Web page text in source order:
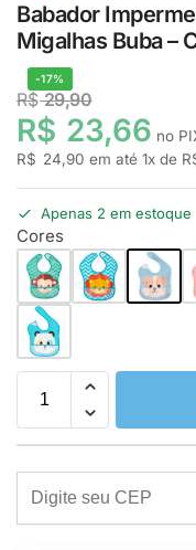
Babador
Migalhas Buba –
-17%
R$29,90
R$ 23,66 no
R$ 24,90 em até 1x de
Apenas 2 em estoque
Cores